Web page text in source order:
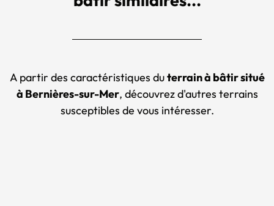
A partir des caractéristiques duterrain à bâtir situé
à Bernières-sur-Mer, découvrez d'autres terrains
susceptibles de vous intéresser.